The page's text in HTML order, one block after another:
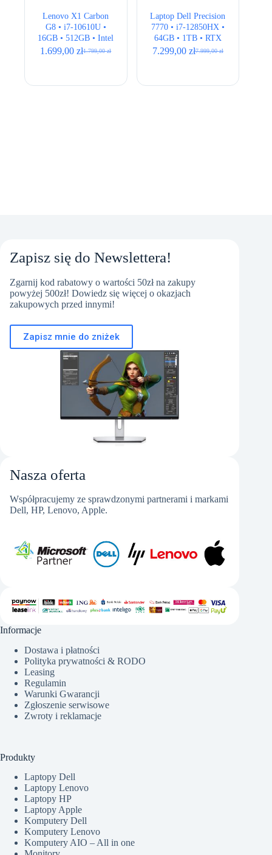
Lenovo X1 Carbon
G8 • i7-10610U •
16GB • 512GB • Intel
UHD • 14″ FHD
1.799,00zł
Pierwotna
1.799,00 zł.
1.699,00zł
Aktualna
1.699,00 zł.
Laptop Dell Precision
7770 • i7-12850HX •
64GB • 1TB • RTX
A3000 12GB • 17,3″
7.999,00zł
Pierwotna
7.999,00 zł.
7.299,00 zł
Aktualna
7.299,00 zł.
Zapisz się do Newslettera!
Zgarnij kod rabatowy o wartości 50zł na zakupy
powyżej 500zł! Dowiedz się więcej o okazjach
zakupowych przed innymi!
Zapisz mnie do zniżek
Nasza oferta
Współpracujemy ze sprawdzonymi partnerami i markami
Dell, HP, Lenovo, Apple.
Informacje
Dostawa i płatności
Polityka prywatności & RODO
Leasing
Regulamin
Warunki Gwarancji
Zgłoszenie serwisowe
Zwroty i reklamacje
Produkty
Laptopy Dell
Laptopy Lenovo
Laptopy HP
Laptopy Apple
Komputery Dell
Komputery Lenovo
Komputery AIO – All in one